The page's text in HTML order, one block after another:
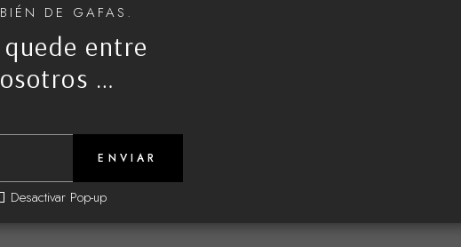
DE GAFAS.
quede entre
…
ENVIAR
Desactivar Pop-up